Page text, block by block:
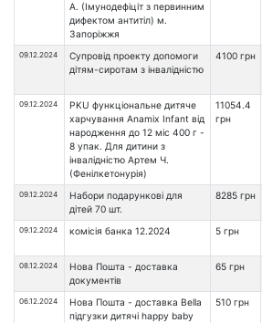
А. (Імунодефіціт з первинним
дифектом антитіл) м.
Запоріжжя
09.12.2024
Супровід проекту допомоги
дітям-сиротам з інвалідністю
4100 грн
09.12.2024
PKU функціональне дитяче
харчування Anamix Infant від
народження до 12 міс 400 г -
8 упак. Для дитини з
інвалідністю Артем Ч.
(Фенілкетонурія)
11054.4
грн
09.12.2024
Набори подарункові для
дітей 70 шт.
8285 грн
09.12.2024 комісія банка 12.2024 5 грн
08.12.2024
Нова Пошта - доставка
документів
65 грн
06.12.2024
Нова Пошта - доставка Bella
підгузки дитячі happy baby
510 грн